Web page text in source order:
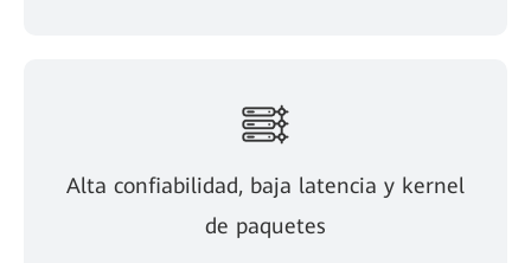
Alta confiabilidad, baja latencia y kernel
de paquetes